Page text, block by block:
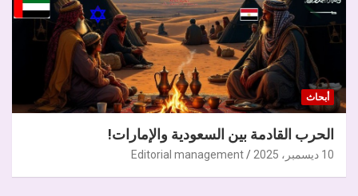
أبحاث
الحرب القادمة بين السعودية والإمارات!
10 ديسمبر، 2025 Editorial management